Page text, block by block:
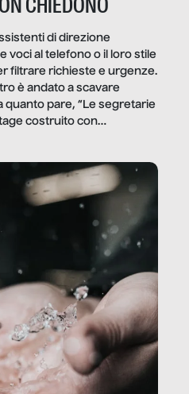
CHIEDONO
di direzione
voci al telefono o il loro stile
filtrare richieste e urgenze.
è andato a scavare
quanto pare, “Le segretarie
costruito con